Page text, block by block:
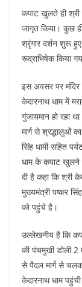
कपाट खुलते ही श्री
जागृत किया। कुछ
श्रृंगार दर्शन शुरू
रूद्राभिषेक किया
इस अवसर पर मंदिर
केदारनाथ धाम में
गुंजायमान हो रहा
मार्ग से श्रद्धालुओं
सिंह धामी सहित
धाम के कपाट खुलने
दी है कहा कि श्री
मुख्यमंत्री पष्कर
को पहुंचे है।
उल्लेखनीय है कि
की पंचमुखी डोली 2
से पैदल मार्ग से
केदारनाथ धाम